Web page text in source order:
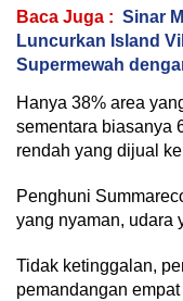
Baca Juga : Sinar
Luncurkan Island
Supermewah
Hanya 38% area
sementara biasanya
rendah yang dijual
Penghuni
yang nyaman, udara
Tidak ketinggalan,
pemandangan